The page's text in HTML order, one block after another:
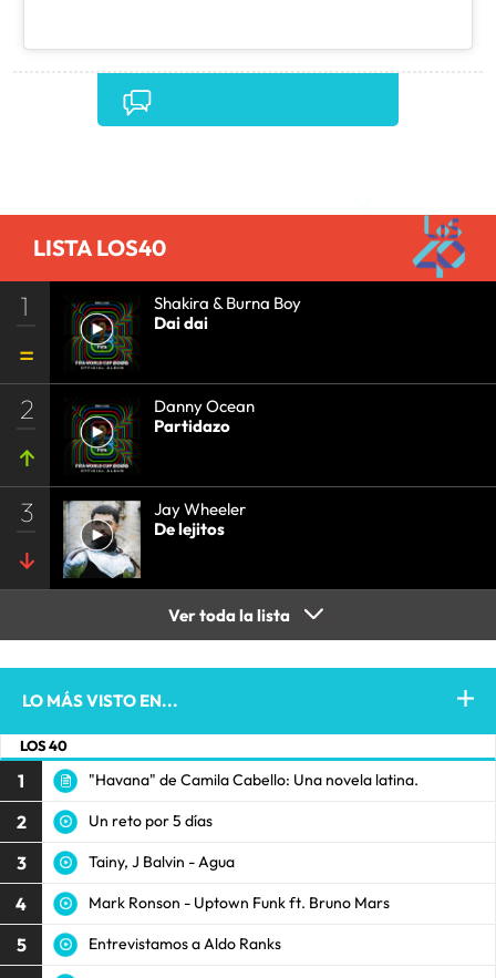
LISTA LOS40
1
Shakira & Burna Boy
Dai dai
2
Danny Ocean
Partidazo
3
Jay Wheeler
De lejitos
Ver toda la lista
LO MÁS VISTO EN...
LOS 40
1 "Havana" de Camila Cabello: Una novela latina.
2 Un reto por 5 días
3 Tainy, J Balvin - Agua
4 Mark Ronson - Uptown Funk ft. Bruno Mars
5 Entrevistamos a Aldo Ranks